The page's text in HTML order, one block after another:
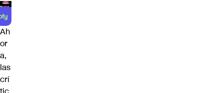
Ah
or
a,
las
crí